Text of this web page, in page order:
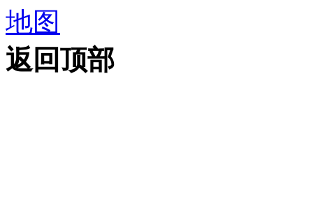
地图
返回顶部